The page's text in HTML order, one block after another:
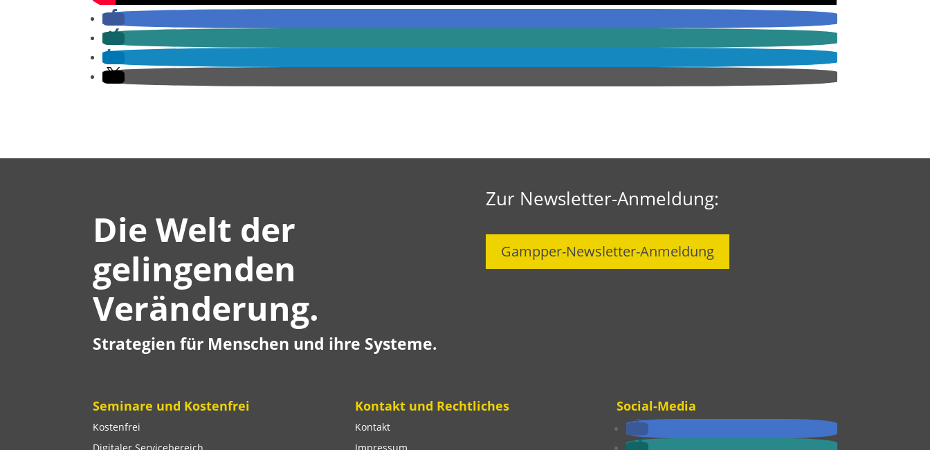
Die Welt der
gelingenden
Veränderung.
Strategien für Menschen und ihre Systeme.
Zur Newsletter-Anmeldung:
Gampper-Newsletter-Anmeldung
Seminare und Kostenfrei
Kostenfrei
Kontakt und Rechtliches
Kontakt
Social-Media